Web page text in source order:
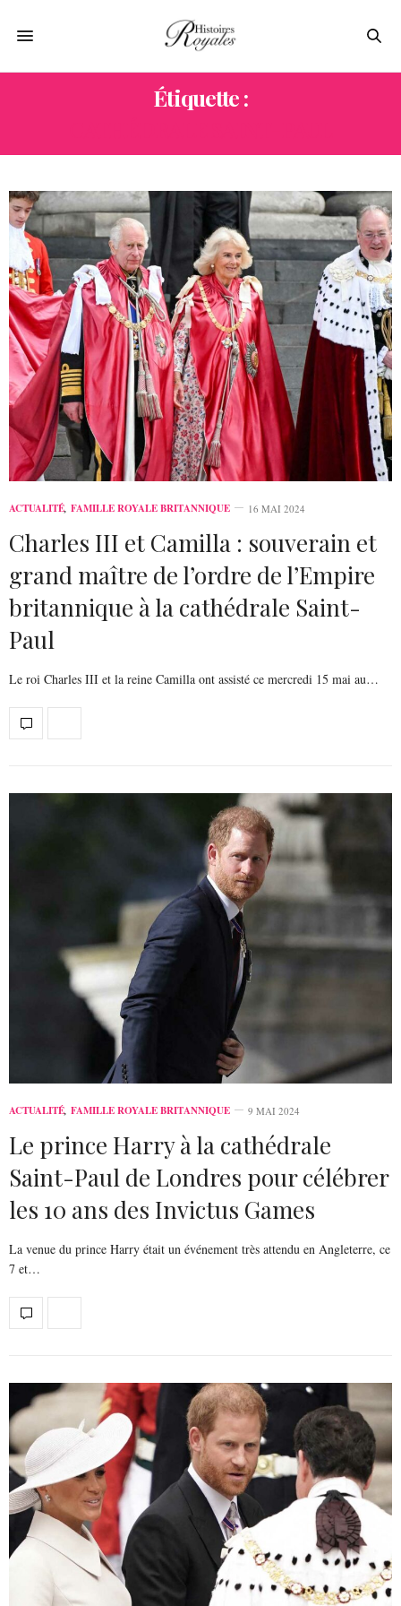
Étiquette :
ACTUALITÉ, FAMILLE ROYALE BRITANNIQUE 16 MAI 2024
Charles III et Camilla : souverain et
grand maître de l’ordre de l’Empire
britannique à la cathédrale Saint-
Paul
Le roi Charles III et la reine Camilla ont assisté ce mercredi 15 mai au…
ACTUALITÉ, FAMILLE ROYALE BRITANNIQUE 9 MAI 2024
Le prince Harry à la cathédrale
Saint-Paul de Londres pour célébrer
les 10 ans des Invictus Games
La venue du prince Harry était un événement très attendu en Angleterre, ce
7 et…